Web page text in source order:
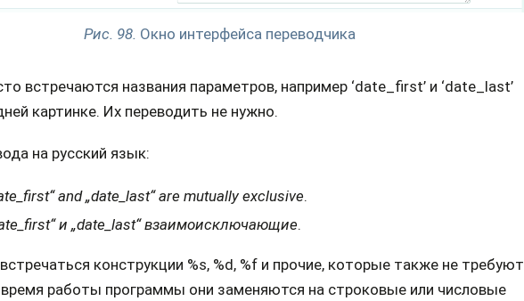
Рис. 98. Окно интерфейса переводчика
встречаются названия параметров, например ‘date_first’ и ‘date_last’
картинке. Их переводить не нужно.
на русский язык:
and „date_last“ are mutually exclusive.
и „date_last“ взаимоисключающие.
конструкции %s, %d, %f и прочие, которые также не требуют
работы программы они заменяются на строковые или числовые